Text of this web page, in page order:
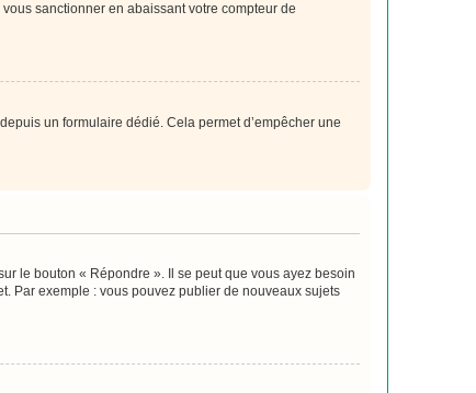
sanctionner en abaissant votre compteur de
un formulaire dédié. Cela permet d’empêcher une
le bouton « Répondre ». Il se peut que vous ayez besoin
Par exemple : vous pouvez publier de nouveaux sujets